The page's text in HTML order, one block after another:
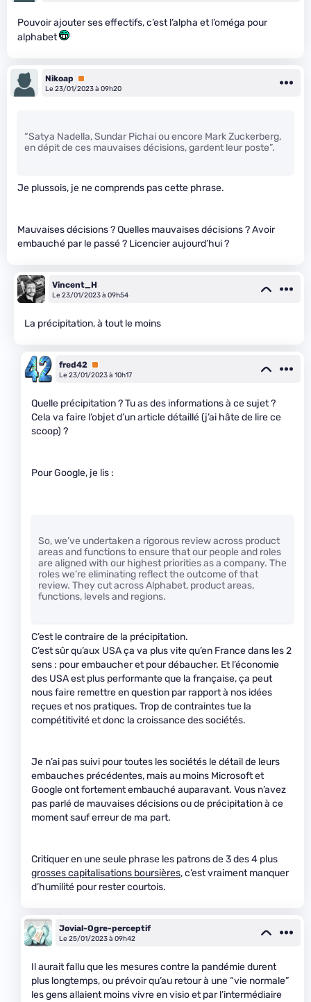
Pouvoir ajouter ses effectifs, c’est l’alpha et l’oméga pour
alphabet
Nikoap
Premium
Le 23/01/2023 à 09h20
“Satya Nadella, Sundar Pichai ou encore Mark Zuckerberg,
en dépit de ces mauvaises décisions, gardent leur poste”.
Je plussois, je ne comprends pas cette phrase.
Mauvaises décisions ? Quelles mauvaises décisions ? Avoir
embauché par le passé ? Licencier aujourd’hui ?
Vincent_H
Le 23/01/2023 à 09h54
La précipitation, à tout le moins
fred42 Premium
Le 23/01/2023 à 10h17
Quelle précipitation ? Tu as des informations à ce sujet ?
Cela va faire l’objet d’un article détaillé (j’ai hâte de lire ce
scoop) ?
Pour Google, je lis :
So, we’ve undertaken a rigorous review across product
areas and functions to ensure that our people and roles
are aligned with our highest priorities as a company. The
roles we’re eliminating reflect the outcome of that
review. They cut across Alphabet, product areas,
functions, levels and regions.
C’est le contraire de la précipitation.
C’est sûr qu’aux USA ça va plus vite qu’en France dans les 2
sens : pour embaucher et pour débaucher. Et l’économie
des USA est plus performante que la française, ça peut
nous faire remettre en question par rapport à nos idées
reçues et nos pratiques. Trop de contraintes tue la
compétitivité et donc la croissance des sociétés.
Je n’ai pas suivi pour toutes les sociétés le détail de leurs
embauches précédentes, mais au moins Microsoft et
Google ont fortement embauché auparavant. Vous n’avez
pas parlé de mauvaises décisions ou de précipitation à ce
moment sauf erreur de ma part.
Critiquer en une seule phrase les patrons de 3 des 4 plus
grosses capitalisations boursières, c’est vraiment manquer
d’humilité pour rester courtois.
Jovial-Ogre-perceptif
Le 25/01/2023 à 09h42
Il aurait fallu que les mesures contre la pandémie durent
plus longtemps, ou prévoir qu’au retour à une “vie normale”
les gens allaient moins vivre en visio et par l’intermédiaire